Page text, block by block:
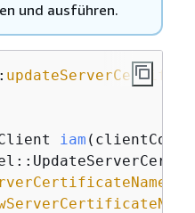
und ausführen.
iam